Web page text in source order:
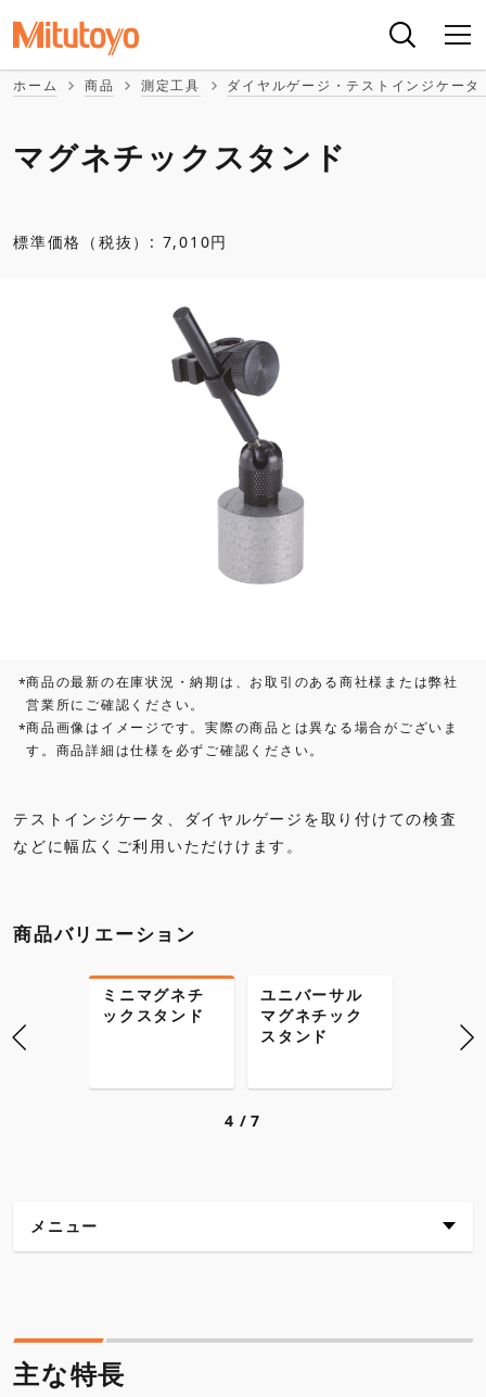
ホーム 商品 測定工具 ダイヤルゲージ・テストインジケー
マグネチックスタンド
標準価格（税抜）: 7,010円
*商品の最新の在庫状況・納期は、お取引のある商社様または弊社
営業所にご確認ください。
*商品画像はイメージです。実際の商品とは異なる場合がございま
す。商品詳細は仕様を必ずご確認ください。
テストインジケータ、ダイヤルゲージを取り付けての検査
などに幅広くご利用いただけけます。
商品バリエーション
ル
ミニマグネチ
ックスタンド
ユニバーサル
マグネチック
スタンド
スタ
4 7
メニュー
仕様
外観寸法図
主な特長